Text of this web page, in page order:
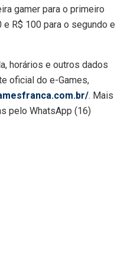
gamer para o primeiro
R$ 100 para o segundo e
horários e outros dados
oficial do e-Games,
. Mais
pelo WhatsApp (16)